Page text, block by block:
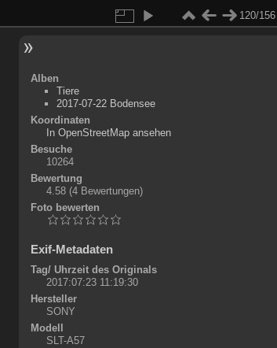
120/156
Alben
Tiere
2017-07-22 Bodensee
Koordinaten
+
-
In OpenStreetMap ansehen
Besuche
10264
Bewertung
4.58 (4 Bewertungen)
Foto bewerten
Exif-Metadaten
Tag/ Uhrzeit des Originals
2017:07:23 11:19:30
Hersteller
SONY
Modell
SLT-A57